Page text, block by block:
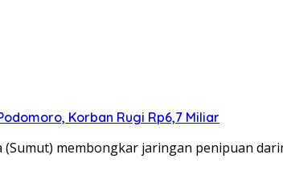
Korban Rugi Rp6,7 Miliar
(Sumut) membongkar jaringan penipuan